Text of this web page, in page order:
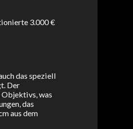
3.000 €
das speziell
Der
Objektivs, was
das
aus dem